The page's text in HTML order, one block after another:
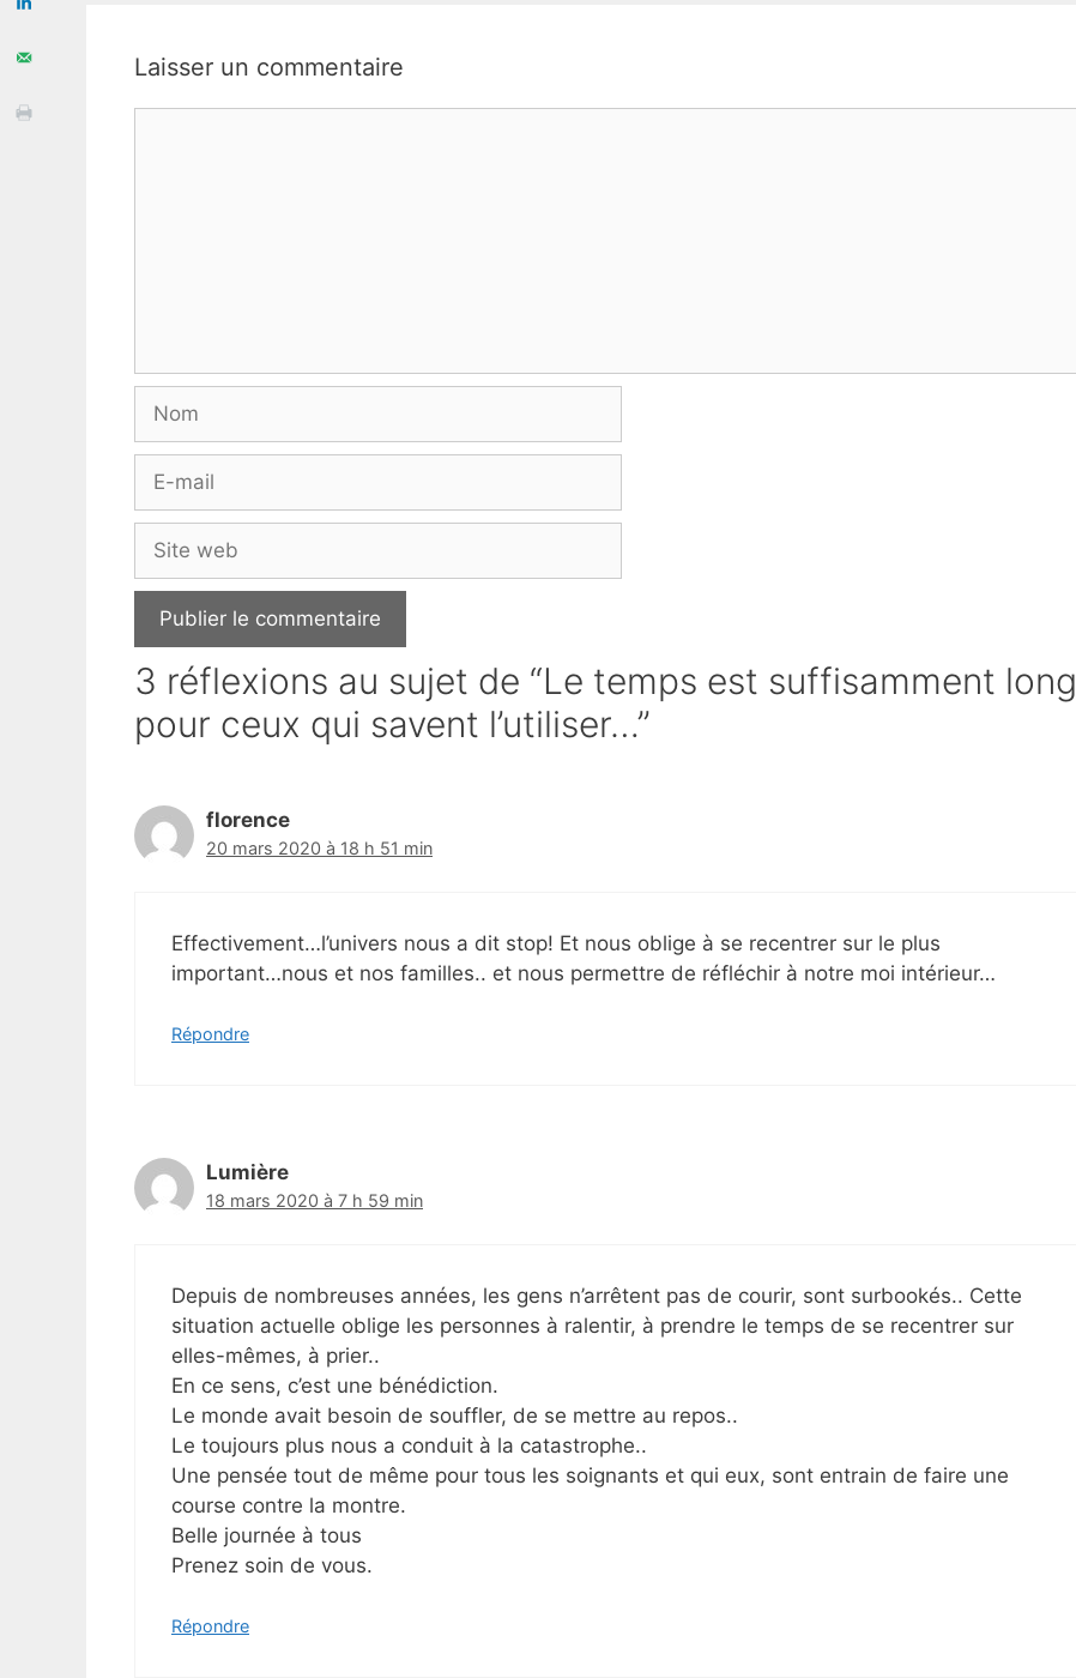
Laisser un commentaire
Nom
Site
web
3 réflexions au sujet de “Le temps est suffisamment long
pour ceux qui savent l’utiliser…”
florence
20 mars 2020 à 18 h 51 min
Effectivement…l’univers nous a dit stop! Et nous oblige à se recentrer sur le plus
important…nous et nos familles.. et nous permettre de réfléchir à notre moi intérieur…
Répondre
Lumière
18 mars 2020 à 7 h 59 min
Depuis de nombreuses années, les gens n’arrêtent pas de courir, sont surbookés.. Cette
situation actuelle oblige les personnes à ralentir, à prendre le temps de se recentrer sur
elles-mêmes, à prier..
En ce sens, c’est une bénédiction.
Le monde avait besoin de souffler, de se mettre au repos..
Le toujours plus nous a conduit à la catastrophe..
Une pensée tout de même pour tous les soignants et qui eux, sont entrain de faire une
course contre la montre.
Belle journée à tous
Prenez soin de vous.
Répondre